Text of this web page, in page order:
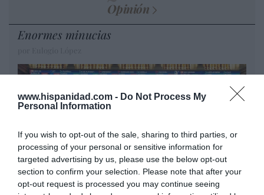
www.hispanidad.com - Do Not Process My
Personal Information
If you wish to opt-out of the sale, sharing to third parties, or
processing of your personal or sensitive information for
targeted advertising by us, please use the below opt-out
section to confirm your selection. Please note that after your
opt-out request is processed you may continue seeing
Opinión
Enormes minucias